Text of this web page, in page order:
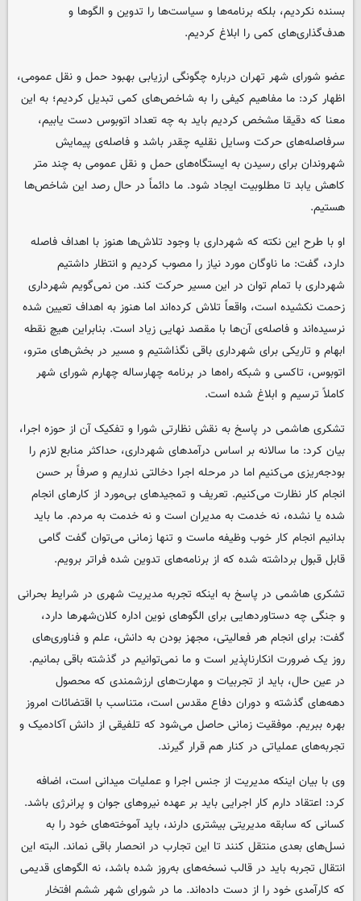
بسنده نکردیم، بلکه برنامه‌ها و سیاست‌ها را تدوین و الگوها و
هدف‌گذاری‌های کمی را ابلاغ کردیم.
عضو شورای شهر تهران درباره چگونگی ارزیابی بهبود حمل و نقل عمومی،
اظهار کرد: ما مفاهیم کیفی را به شاخص‌های کمی تبدیل کردیم؛ به این
معنا که دقیقا مشخص کردیم باید به چه تعداد اتوبوس دست یابیم،
سرفاصله‌های حرکت وسایل نقلیه چقدر باشد و فاصله‌ی پیمایش
شهروندان برای رسیدن به ایستگاه‌های حمل و نقل عمومی به چند متر
کاهش یابد تا مطلوبیت ایجاد شود. ما دائماً در حال رصد این شاخص‌ها
هستیم.
او با طرح این نکته که شهرداری با وجود تلاش‌ها هنوز با اهداف فاصله
دارد، گفت: ما ناوگان مورد نیاز را مصوب کردیم و انتظار داشتیم
شهرداری با تمام توان در این مسیر حرکت کند. من نمی‌گویم شهرداری
زحمت نکشیده است، واقعاً تلاش کرده‌اند اما هنوز به اهداف تعیین شده
نرسیده‌اند و فاصله‌ی آن‌ها با مقصد نهایی زیاد است. بنابراین هیچ نقطه
ابهام و تاریکی برای شهرداری باقی نگذاشتیم و مسیر در بخش‌های مترو،
اتوبوس، تاکسی و شبکه راه‌ها در برنامه چهارساله چهارم شورای شهر
کاملاً ترسیم و ابلاغ شده است.
تشکری هاشمی در پاسخ به نقش نظارتی شورا و تفکیک آن از حوزه اجرا،
بیان کرد: ما سالانه بر اساس درآمدهای شهرداری، حداکثر منابع لازم را
بودجه‌ریزی می‌کنیم اما در مرحله اجرا دخالتی نداریم و صرفاً بر حسن
انجام کار نظارت می‌کنیم. تعریف و تمجیدهای بی‌مورد از کارهای انجام
شده یا نشده، نه خدمت به مدیران است و نه خدمت به مردم. ما باید
بدانیم انجام کار خوب وظیفه ماست و تنها زمانی می‌توان گفت گامی
قابل قبول برداشته شده که از برنامه‌های تدوین شده فراتر برویم.
تشکری هاشمی در پاسخ به اینکه تجربه مدیریت شهری در شرایط بحرانی
و جنگی چه دستاوردهایی برای الگوهای نوین اداره کلان‌شهرها دارد،
گفت: برای انجام هر فعالیتی، مجهز بودن به دانش، علم و فناوری‌های
روز یک ضرورت انکارناپذیر است و ما نمی‌توانیم در گذشته باقی بمانیم.
در عین حال، باید از تجربیات و مهارت‌های ارزشمندی که محصول
دهه‌های گذشته و دوران دفاع مقدس است، متناسب با اقتضائات امروز
بهره ببریم. موفقیت زمانی حاصل می‌شود که تلفیقی از دانش آکادمیک و
تجربه‌های عملیاتی در کنار هم قرار گیرند.
وی با بیان اینکه مدیریت از جنس اجرا و عملیات میدانی است، اضافه
کرد: اعتقاد دارم کار اجرایی باید بر عهده نیروهای جوان و پرانرژی باشد.
کسانی که سابقه مدیریتی بیشتری دارند، باید آموخته‌های خود را به
نسل‌های بعدی منتقل کنند تا این تجارب در انحصار باقی نماند. البته این
انتقال تجربه باید در قالب نسخه‌های به‌روز شده باشد، نه الگوهای قدیمی
که کارآمدی خود را از دست داده‌اند. ما در شورای شهر ششم افتخار